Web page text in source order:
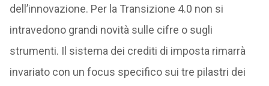
dell’innovazione. Per la Transizione 4.0 non si
intravedono grandi novità sulle cifre o sugli
strumenti. Il sistema dei crediti di imposta rimarrà
invariato con un focus specifico sui tre pilastri dei